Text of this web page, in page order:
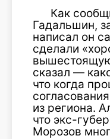
Как
Гадальшин,
написал он
сделали
сказал —
что когда
из региона.
что экс-
Морозов